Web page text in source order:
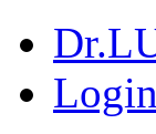
Login